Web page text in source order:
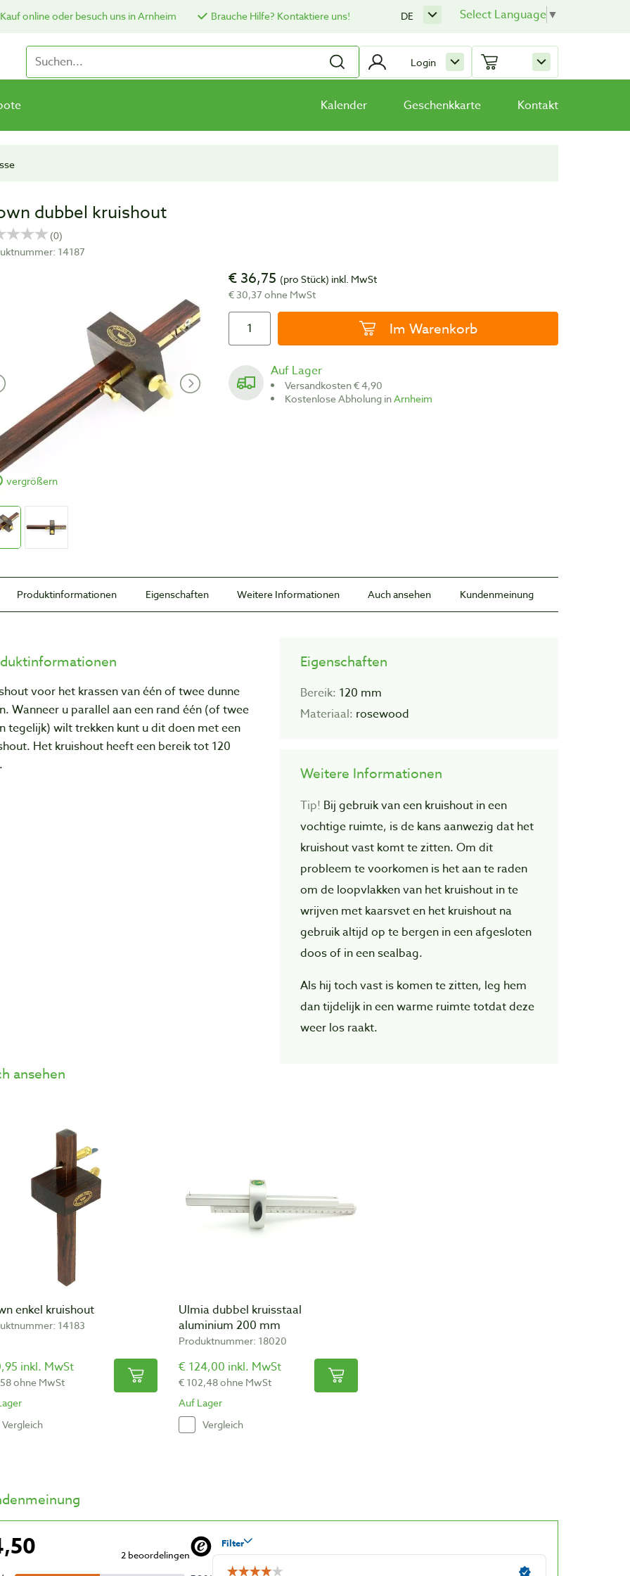
Kauf online oder besuch uns in Arnheim Brauche Hilfe? Kontaktiere uns! Select Language▼
DE
Login
Kalender Geschenkkarte Kontakt
dubbel kruishout
14187
vergrößern
€ 36,75 (pro Stück) inkl. MwSt
€ 30,37 ohne MwSt
Im Warenkorb
Auf Lager
Versandkosten € 4,90
Kostenlose Abholung inArnheim
Produktinformationen Eigenschaften Weitere Informationen Auch ansehen Kundenmeinung
voor het krassen van één of twee dunne
Wanneer u parallel aan een rand één (of twee
tegelijk) wilt trekken kunt u dit doen met een
Het kruishout heeft een bereik tot 120
Eigenschaften
Bereik: 120 mm
Materiaal: rosewood
Weitere Informationen
Tip! Bij gebruik van een kruishout in een
vochtige ruimte, is de kans aanwezig dat het
kruishout vast komt te zitten. Om dit
probleem te voorkomen is het aan te raden
om de loopvlakken van het kruishout in te
wrijven met kaarsvet en het kruishout na
gebruik altijd op te bergen in een afgesloten
doos of in een sealbag.
Als hij toch vast is komen te zitten, leg hem
dan tijdelijk in een warme ruimte totdat deze
weer los raakt.
ansehen
enkel kruishout
14183
inkl. MwSt
ohne MwSt
Vergleich
Ulmia dubbel kruisstaal
aluminium 200 mm
Produktnummer: 18020
€ 124,00 inkl. MwSt
€ 102,48 ohne MwSt
Auf Lager
Vergleich